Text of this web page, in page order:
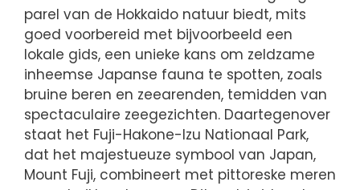
parel van de Hokkaido natuur biedt, mits
goed voorbereid met bijvoorbeeld een
lokale gids, een unieke kans om zeldzame
inheemse Japanse fauna te spotten, zoals
bruine beren en zeearenden, temidden van
spectaculaire zeegezichten. Daartegenover
staat het Fuji-Hakone-Izu Nationaal Park,
dat het majestueuze symbool van Japan,
Mount Fuji, combineert met pittoreske meren